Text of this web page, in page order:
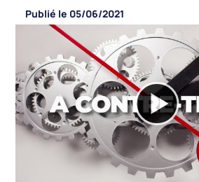
Publié le 05/06/2021